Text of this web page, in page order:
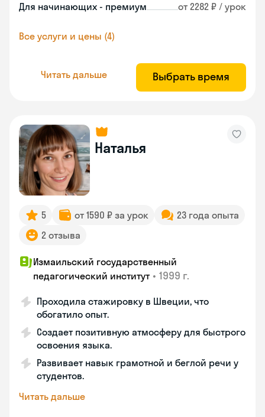
Для начинающих - премиум от 2282 ₽ / урок
Все услуги и цены (4)
Читать дальше Выбрать время
Наталья
5 от 1590 ₽ за урок
23 года опыта
2 отзыва
Измаильский государственный
педагогический институт • 1999 г.
Проходила стажировку в Швеции, что
обогатило опыт.
Создает позитивную атмосферу для быстрого
освоения языка.
Развивает навык грамотной и беглой речи у
студентов.
Читать дальше